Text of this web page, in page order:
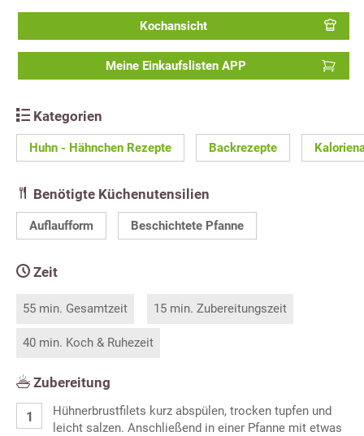
Kochansicht
Meine Einkaufslisten APP
Kategorien
Huhn - Hähnchen Rezepte Backrezepte
Benötigte Küchenutensilien
Auflaufform Beschichtete Pfanne
Zeit
55 min. Gesamtzeit 15 min. Zubereitungszeit
40 min. Koch & Ruhezeit
Zubereitung
Hühnerbrustfilets kurz abspülen, trocken tupfen und
leicht salzen. Anschließend in einer Pfanne mit etwas